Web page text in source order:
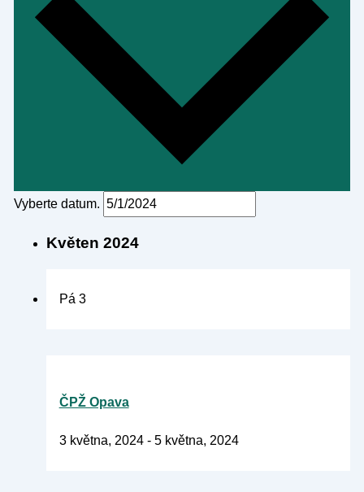
Vyberte datum.
Květen 2024
Pá 3
ČPŽ Opava
3 května, 2024- 5 května, 2024